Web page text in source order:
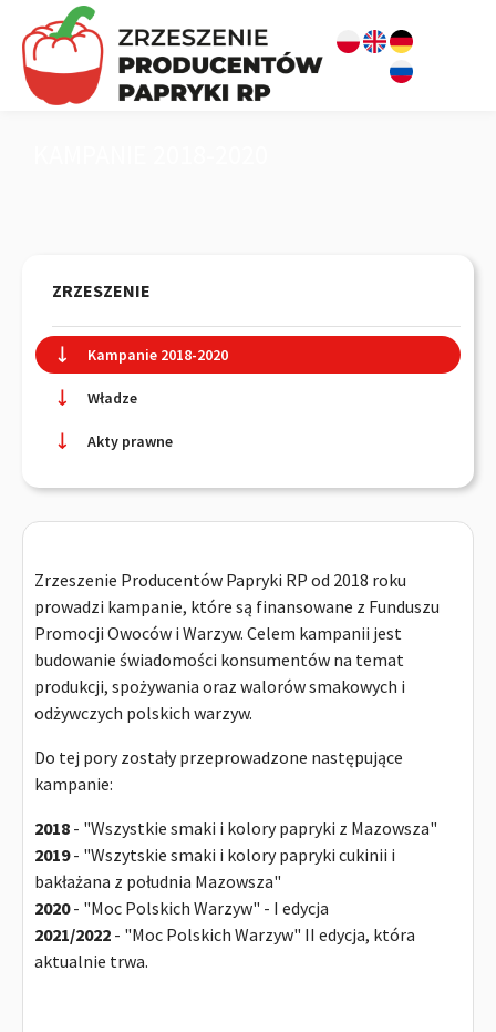
ZRZESZENIE
Kampanie 2018-2020
Władze
Akty prawne
Zrzeszenie Producentów Papryki RP od 2018 roku
prowadzi kampanie, które są finansowane z Funduszu
Promocji Owoców i Warzyw. Celem kampanii jest
budowanie świadomości konsumentów na temat
produkcji, spożywania oraz walorów smakowych i
odżywczych polskich warzyw.
Do tej pory zostały przeprowadzone następujące
kampanie:
2018 - "Wszystkie smaki i kolory papryki z Mazowsza"
2019- "Wszytskie smaki i kolory papryki cukinii i
bakłażana z południa Mazowsza"
2020- "Moc Polskich Warzyw" - I edycja
2021/2022 - "Moc Polskich Warzyw" II edycja, która
aktualnie trwa.